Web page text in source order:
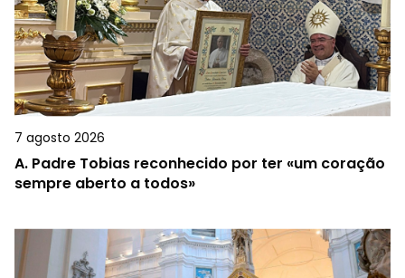
7 agosto 2026
A. Padre Tobias reconhecido por ter «um coração
sempre aberto a todos»